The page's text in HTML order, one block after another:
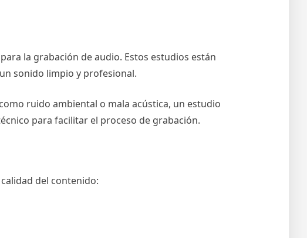
la grabación de audio. Estos estudios están
sonido limpio y profesional.
ruido ambiental o mala acústica, un estudio
para facilitar el proceso de grabación.
del contenido: